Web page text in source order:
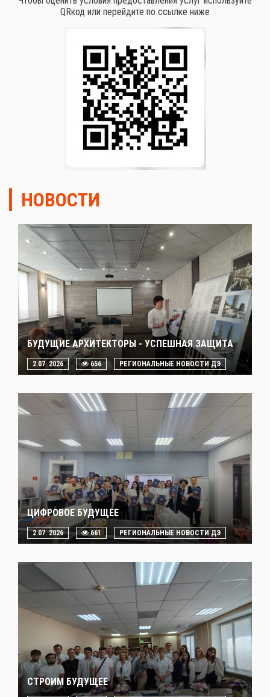
QRкод или перейдите по ссылке ниже
НОВОСТИ
БУДУЩИЕ АРХИТЕКТОРЫ - УСПЕШНАЯ ЗАЩИТА
2.07. 2026 656 РЕГИОНАЛЬНЫЕ НОВОСТИ ДЭ
ЦИФРОВОЕ БУДУЩЕЕ
2.07. 2026 661 РЕГИОНАЛЬНЫЕ НОВОСТИ ДЭ
СТРОИМ БУДУЩЕЕ